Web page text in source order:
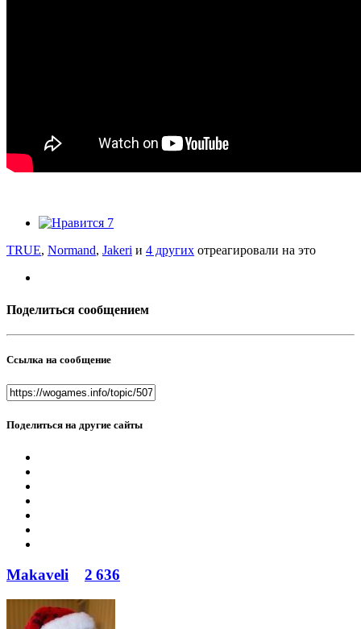
7
TRUE, Normand, Jakeri и 4 других отреагировали на это
Поделиться сообщением
Ссылка на сообщение
Поделиться на другие сайты
Makaveli 2 636